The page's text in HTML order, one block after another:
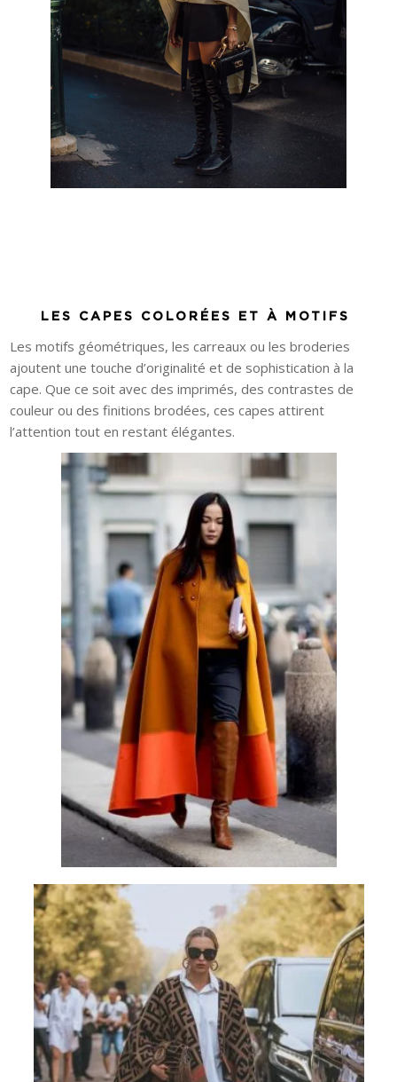
LES CAPES COLORÉES ET À MOTIFS
Les motifs géométriques, les carreaux ou les broderies
ajoutent une touche d’originalité et de sophistication à la
cape. Que ce soit avec des imprimés, des contrastes de
couleur ou des finitions brodées, ces capes attirent
l’attention tout en restant élégantes.